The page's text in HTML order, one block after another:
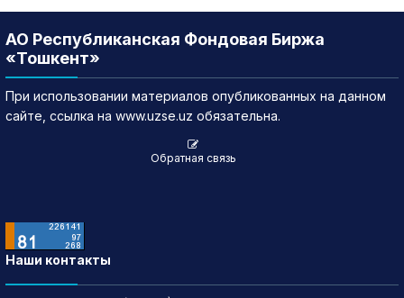
АО Республиканская Фондовая Биржа
«Тошкент»
При использовании материалов опубликованных на данном
сайте, ссылка на www.uzse.uz обязательна.
Обратная связь
Наши контакты